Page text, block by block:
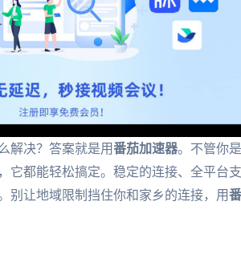
解决？答案就是用番茄加速器。不管你
它都能轻松搞定。稳定的连接、全平台
别让地域限制挡住你和家乡的连接，用